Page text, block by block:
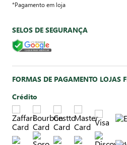
*Pagamento em loja
SELOS DE SEGURANÇA
FORMAS DE PAGAMENTO LOJAS
Crédito